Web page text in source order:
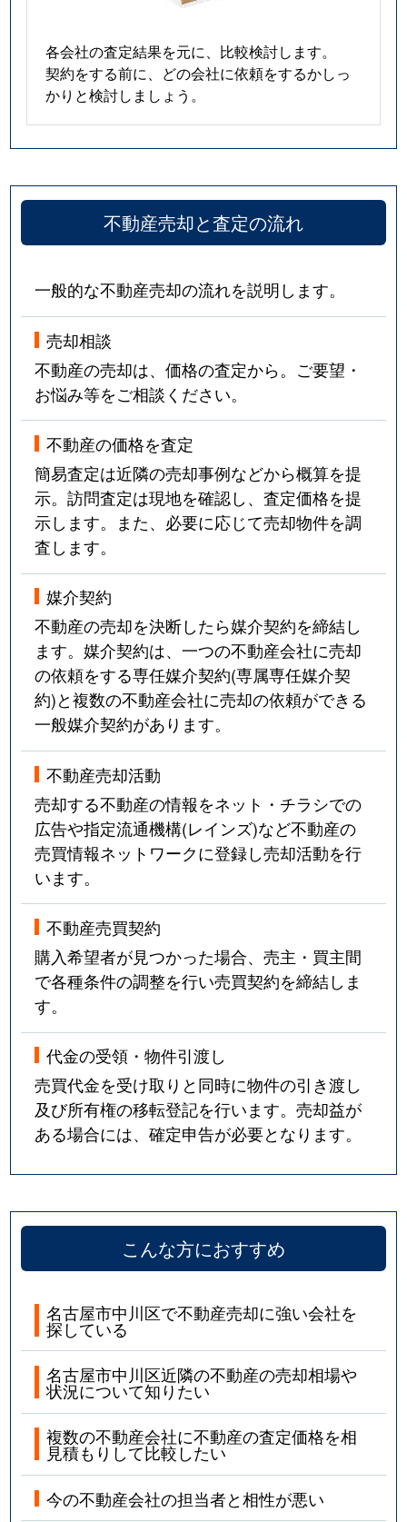
各会社の査定結果を元に、比較検討します。
契約をする前に、どの会社に依頼をするかしっ
かりと検討しましょう。
不動産売却と査定の流れ
一般的な不動産売却の流れを説明します。
売却相談
不動産の売却は、価格の査定から。ご要望・
お悩み等をご相談ください。
不動産の価格を査定
簡易査定は近隣の売却事例などから概算を提
示。訪問査定は現地を確認し、査定価格を提
示します。また、必要に応じて売却物件を調
査します。
媒介契約
不動産の売却を決断したら媒介契約を締結し
ます。媒介契約は、一つの不動産会社に売却
の依頼をする専任媒介契約(専属専任媒介契
約)と複数の不動産会社に売却の依頼ができる
一般媒介契約があります。
不動産売却活動
売却する不動産の情報をネット・チラシでの
広告や指定流通機構(レインズ)など不動産の
売買情報ネットワークに登録し売却活動を行
います。
不動産売買契約
購入希望者が見つかった場合、売主・買主間
で各種条件の調整を行い売買契約を締結しま
す。
代金の受領・物件引渡し
売買代金を受け取りと同時に物件の引き渡し
及び所有権の移転登記を行います。売却益が
ある場合には、確定申告が必要となります。
こんな方におすすめ
名古屋市中川区で不動産売却に強い会社を
探している
名古屋市中川区近隣の不動産の売却相場や
状況について知りたい
複数の不動産会社に不動産の査定価格を相
見積もりして比較したい
今の不動産会社の担当者と相性が悪い